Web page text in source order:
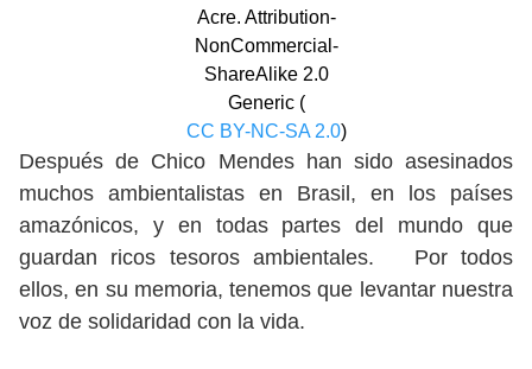
Acre. Attribution-
NonCommercial-
ShareAlike 2.0
Generic (
CC BY-NC-SA 2.0)
Después de Chico Mendes han sido asesinados
muchos ambientalistas en Brasil, en los países
amazónicos, y en todas partes del mundo que
guardan ricos tesoros ambientales. Por todos
ellos, en su memoria, tenemos que levantar nuestra
voz de solidaridad con la vida.